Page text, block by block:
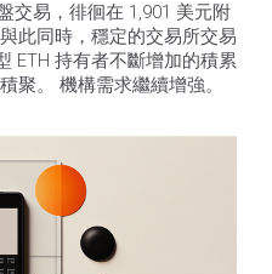
交易，徘徊在 1,901 美元附
此同時，穩定的交易所交易
ETH 持有者不斷增加的積累
聚。 機構需求繼續增強。